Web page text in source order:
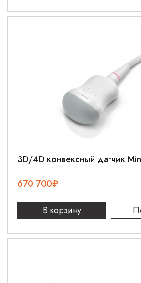
3D/4D конвексный датчик
670 700₽
В корзину